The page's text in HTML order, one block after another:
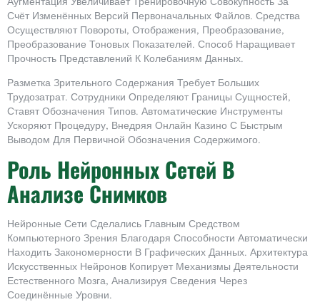
Счёт Изменённых Версий Первоначальных Файлов. Средства
Осуществляют Повороты, Отображения, Преобразование,
Преобразование Тоновых Показателей. Способ Наращивает
Прочность Представлений К Колебаниям Данных.
Разметка Зрительного Содержания Требует Больших
Трудозатрат. Сотрудники Определяют Границы Сущностей,
Ставят Обозначения Типов. Автоматические Инструменты
Ускоряют Процедуру, Внедряя Онлайн Казино С Быстрым
Выводом Для Первичной Обозначения Содержимого.
Роль Нейронных Сетей В
Анализе Снимков
Нейронные Сети Сделались Главным Средством
Компьютерного Зрения Благодаря Способности Автоматически
Находить Закономерности В Графических Данных. Архитектура
Искусственных Нейронов Копирует Механизмы Деятельности
Естественного Мозга, Анализируя Сведения Через
Соединённые Уровни.